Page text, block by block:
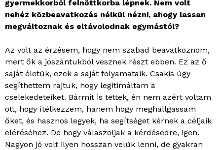
gyermekkorból felnőttkorba lépnek. Nem volt
nehéz közbeavatkozás nélkül nézni, ahogy lassan
megváltoznak és eltávolodnak egymástól?
Az volt az érzésem, hogy nem szabad beavatkoznom,
mert ők a jószántukból vesznek részt ebben. Ez az ő
saját életük, ezek a saját folyamataik. Csakis úgy
segíthettem rajtuk, hogy legitimáltam a
cselekedeteiket. Bármit is tettek, én nem azért voltam
ott, hogy ítélkezzem, hanem hogy meghallgassam
őket, és hasznos legyek, ha segítséget kérnek a céljaik
eléréséhez. De hogy válaszoljak a kérdésedre, igen.
Nagyon jó volt ilyen hosszan velük lenni, de gyakran